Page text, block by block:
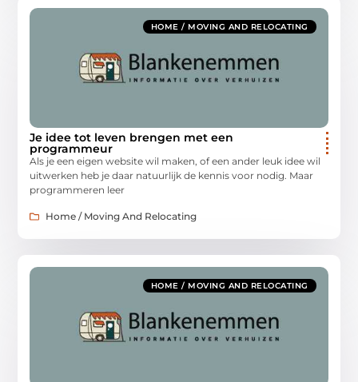
HOME / MOVING AND RELOCATING
Je idee tot leven brengen met een
programmeur
Als je een eigen website wil maken, of een ander leuk idee wil
uitwerken heb je daar natuurlijk de kennis voor nodig. Maar
programmeren leer
Home / Moving And Relocating
HOME / MOVING AND RELOCATING